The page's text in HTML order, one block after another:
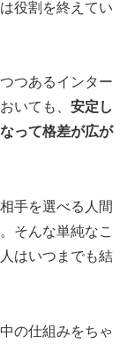
役割を終えてい
つあるインター
いても、 安定し
って格差が広が
手を選べる人間
そんな単純なこ
はいつまでも結
の仕組みをちゃ